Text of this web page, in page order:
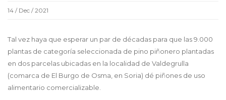
14 / Dec / 2021
Tal vez haya que esperar un par de décadas para que las 9.000
plantas de categoría seleccionada de pino piñonero plantadas
en dos parcelas ubicadas en la localidad de Valdegrulla
(comarca de El Burgo de Osma, en Soria) dé piñones de uso
alimentario comercializable.